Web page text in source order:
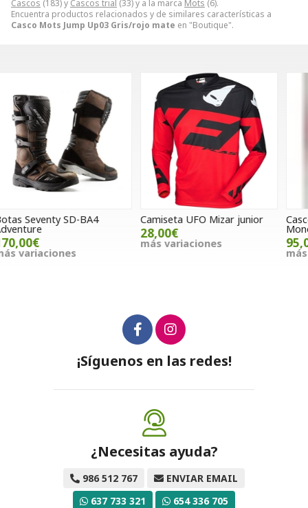
Cascos (183) y Cascos trial (33) y a la marca Mots (6).
Encuentra productos relacionados y de similares características a
Casco Mots Jump Up03 Gris/rojo mate en "Boutique".
Camiseta UFO Mizar junior
28,00€
más variaciones
Casco jet CGM 167A Flo
Mono Rosa
95,00€
¡Síguenos en las redes!
¿Necesitas ayuda?
986 512 767
ENVIAR EMAIL
637 733 321
654 336 705